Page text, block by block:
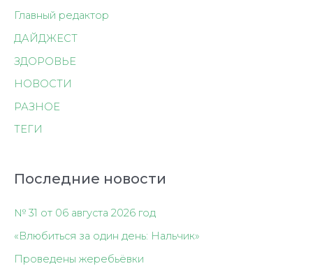
Главный редактор
ДАЙДЖЕСТ
ЗДОРОВЬЕ
НОВОСТИ
РАЗНОЕ
ТЕГИ
Последние новости
№ 31 от 06 августа 2026 год
«Влюбиться за один день: Нальчик»
Проведены жеребьёвки